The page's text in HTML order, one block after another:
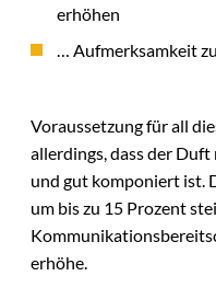
erhöhen
… Aufmerksamkeit
Voraussetzung für all
allerdings, dass der
und gut komponiert ist.
um bis zu 15 Prozent
erhöhe.